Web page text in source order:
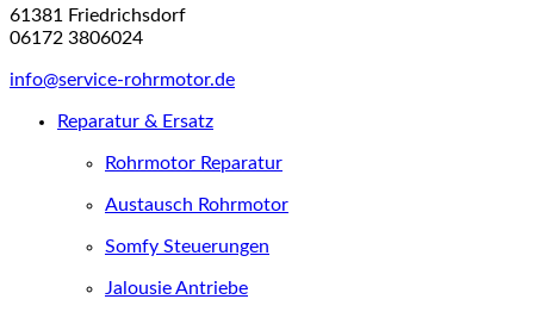
61381 Friedrichsdorf
06172 3806024
info@service-rohrmotor.de
Reparatur & Ersatz
Rohrmotor Reparatur
Austausch Rohrmotor
Somfy Steuerungen
Jalousie Antriebe